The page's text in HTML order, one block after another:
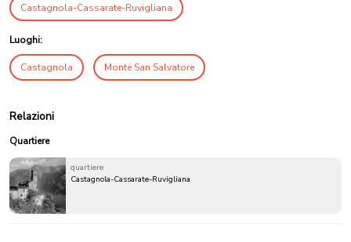
Castagnola-Cassarate-Ruvigliana
Luoghi:
Castagnola Monte San Salvatore
Relazioni
Quartiere
quartiere
Castagnola-Cassarate-Ruvigliana